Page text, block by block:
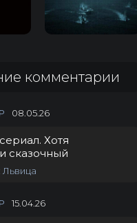
комментарии
08.05.26
Хотя
сказочный
Львица
15.04.26